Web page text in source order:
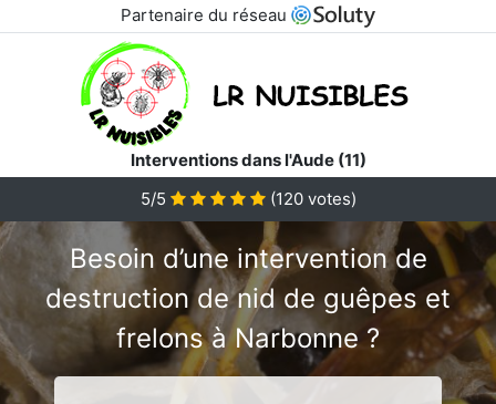
Partenaire du réseau
Interventions dans l'Aude (11)
5/5
(120votes)
Besoin d’une intervention de
destruction de nid de guêpes et
frelons à Narbonne ?